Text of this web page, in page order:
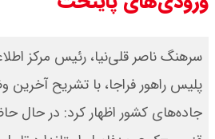
سرهنگ ناصر قلی‌نیا، رئیس مرکز
پلیس راهور فراجا، با تشریح
جاده‌های کشور اظهار کرد: در حال